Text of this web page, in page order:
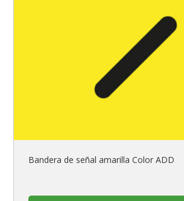
Bandera de señal amarilla Color ADD